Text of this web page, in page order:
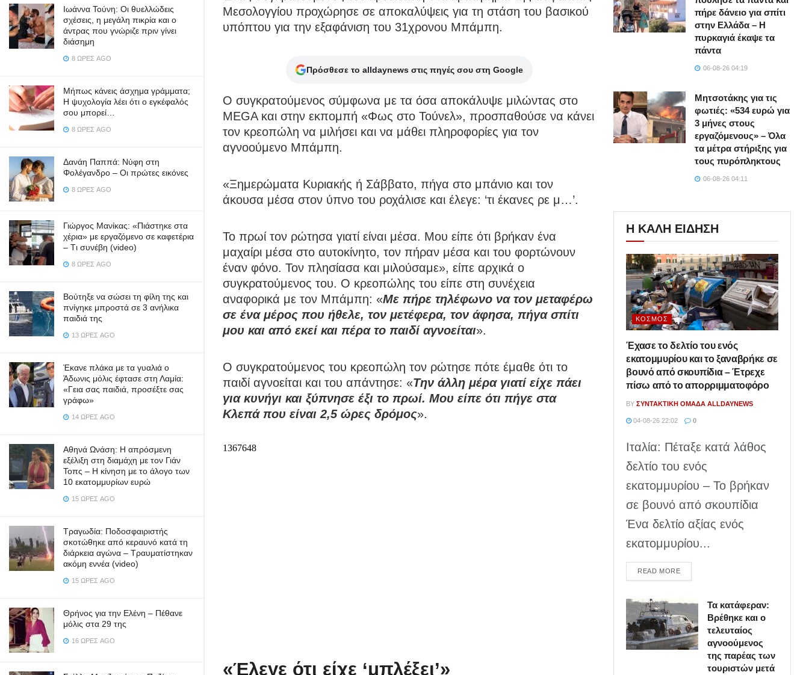
Ιωάννα Τούνη: Οι θυελλώδεις
σχέσεις, η μεγάλη πικρία και ο
άντρας που γνώριζε πριν γίνει
διάσημη
8 ΏΡΕΣ AGO
Μήπως κάνεις άσχημα γράμματα;
Η ψυχολογία λέει ότι ο εγκέφαλός
σου μπορεί…
8 ΏΡΕΣ AGO
Δανάη Παππά: Νύφη στη
Φολέγανδρο – Οι πρώτες εικόνες
8 ΏΡΕΣ AGO
Γιώργος Μανίκας: «Πιάστηκε στα
χέρια» με εργαζόμενο σε καφετέρια
– Tι συνέβη (video)
8 ΏΡΕΣ AGO
Βούτηξε να σώσει τη φίλη της και
πνίγηκε μπροστά σε 3 ανήλικα
παιδιά της
13 ΏΡΕΣ AGO
Έκανε πλάκα με τα γυαλιά ο
Άδωνις μόλις έφτασε στη Λαμία:
«Γεια σας παιδιά, προσέξτε σας
γράφω»
14 ΏΡΕΣ AGO
Αθηνά Ωνάση: Η απρόσμενη
εξέλιξη στη διαμάχη με τον Γιάν
Τοπς – Η κίνηση με το άλογο των
10 εκατομμυρίων ευρώ
15 ΏΡΕΣ AGO
Τραγωδία: Ποδοσφαιριστής
σκοτώθηκε από κεραυνό κατά τη
διάρκεια αγώνα – Τραυματίστηκαν
ακόμη εννέα (video)
15 ΏΡΕΣ AGO
Θρήνος για την Ελένη – Πέθανε
μόλις στα 29 της
16 ΏΡΕΣ AGO
Μεσολογγίου προχώρησε σε αποκαλύψεις για τη στάση του βασικού
υπόπτου για την εξαφάνιση του 31χρονου Μπάμπη.
Πρόσθεσε το alldaynews στις πηγές σου στη Google
Ο συγκρατούμενος σύμφωνα με τα όσα αποκάλυψε μιλώντας στο
MEGA και στην εκπομπή «Φως στο Τούνελ», προσπαθούσε να κάνει
τον κρεοπώλη να μιλήσει και να μάθει πληροφορίες για τον
αγνοούμενο Μπάμπη.
«Ξημερώματα Κυριακής ή Σάββατο, πήγα στο μπάνιο και τον
άκουσα μέσα στον ύπνο του ροχάλισε και έλεγε: ‘τι έκανες ρε μ…’.
To πρωί τον ρώτησα γιατί είναι μέσα. Μου είπε ότι βρήκαν ένα
μαχαίρι μέσα στο αυτοκίνητο, τον πήραν μέσα και του φορτώνουν
έναν φόνο. Τον πλησίασα και μιλούσαμε», είπε αρχικά ο
συγκρατούμενος του. Ο κρεοπώλης του είπε στη συνέχεια
αναφορικά με τον Μπάμπη: «Με πήρε τηλέφωνο να τον μεταφέρω
σε ένα μέρος που ήθελε, τον μετέφερα, τον άφησα, πήγα σπίτι
μου και από εκεί και πέρα το παιδί αγνοείται».
Ο συγκρατούμενος του κρεοπώλη τον ρώτησε πότε έμαθε ότι το
παιδί αγνοείται και του απάντησε: «Την άλλη μέρα γιατί είχε πάει
για κυνήγι και ξύπνησε έξι το πρωί. Μου είπε ότι πήγε στα
Κλεπά που είναι 2,5 ώρες δρόμος».
«Έλεγε ότι είχε ‘μπλέξει’»
πήρε δάνειο για σπίτι
στην Ελλάδα – Η
πυρκαγιά έκαψε τα
πάντα
06-08-26 04:19
Μητσοτάκης για τις
φωτιές: «534 ευρώ για
3 μήνες στους
εργαζόμενους» – Όλα
τα μέτρα στήριξης για
τους πυρόπληκτους
06-08-26 04:11
Η ΚΑΛΗ ΕΙΔΗΣΗ
ΚΌΣΜΟΣ
Έχασε το δελτίο του ενός
εκατομμυρίου και το ξαναβρήκε σε
βουνό από σκουπίδια – Έτρεχε
πίσω από το απορριμματοφόρο
BY ΣΥΝΤΑΚΤΙΚΉ ΟΜΆΔΑ ALLDAYNEWS
04-08-26 22:02 0
Ιταλία: Πέταξε κατά λάθος
δελτίο του ενός
εκατομμυρίου – Το βρήκαν
σε βουνό από σκουπίδια
Ένα δελτίο αξίας ενός
εκατομμυρίου...
READ MOREDETAILS
Τα κατάφεραν:
Βρέθηκε και ο
τελευταίος
αγνοούμενος
της παρέας των
τουριστών μετά